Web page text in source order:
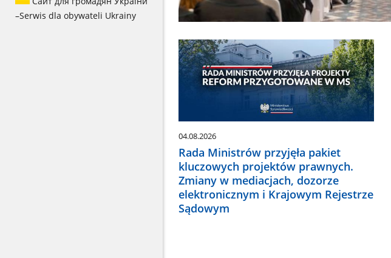
–Serwis dla obywateli Ukrainy
04.08.2026
Rada Ministrów przyjęła pakiet
kluczowych projektów prawnych.
Zmiany w mediacjach, dozorze
elektronicznym i Krajowym Rejestrze
Sądowym